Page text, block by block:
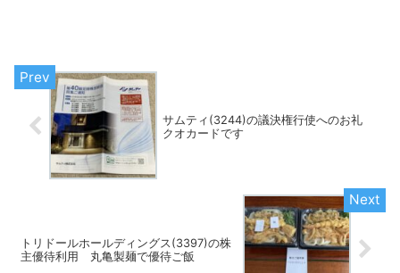
サムティ(3244)の議決権行使へのお礼
クオカードです
トリドールホールディングス(3397)の株
主優待利用 丸亀製麺で優待ご飯